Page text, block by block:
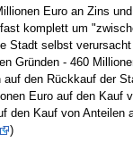
Euro an Zins
komplett um
Stadt selbst
Gründen - 460
auf den Rückkauf der
Euro auf den Kauf
den Kauf von Anteilen
)